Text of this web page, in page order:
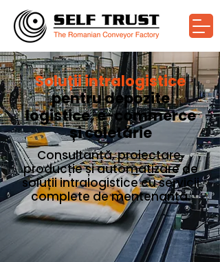
Soluții intralogistice
pentru depozite
logistice, e-commerce
și coletărie
Consultanță, proiectare,
producție și automatizare de
soluții intralogistice cu servicii
complete de mentenanță.